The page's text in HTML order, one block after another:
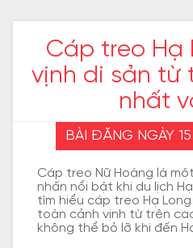
Cáp treo Hạ
vịnh di sản từ
nhất
BÀI ĐĂNG NGÀY
Cáp treo Nữ Hoàng là
nhấn nổi bật khi du lịch
tìm hiểu cáp treo Hạ
toàn cảnh vịnh từ trên
không thể bỏ lỡ khi đến